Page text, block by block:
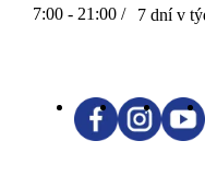
7:00 - 21:00 / 7 dní v